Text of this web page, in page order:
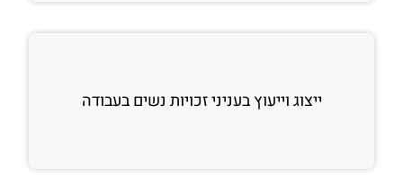
ייצוג וייעוץ בעניני זכויות נשים בעבודה